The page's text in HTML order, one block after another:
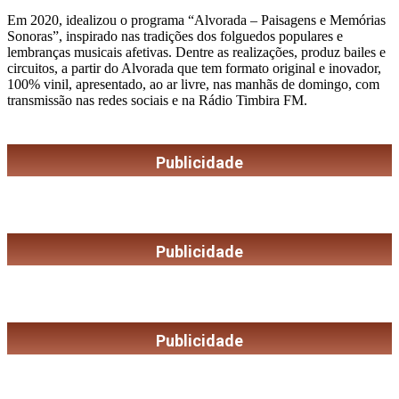
Em 2020, idealizou o programa “Alvorada – Paisagens e Memórias
Sonoras”, inspirado nas tradições dos folguedos populares e
lembranças musicais afetivas. Dentre as realizações, produz bailes e
circuitos, a partir do Alvorada que tem formato original e inovador,
100% vinil, apresentado, ao ar livre, nas manhãs de domingo, com
transmissão nas redes sociais e na Rádio Timbira FM.
Publicidade
Publicidade
Publicidade